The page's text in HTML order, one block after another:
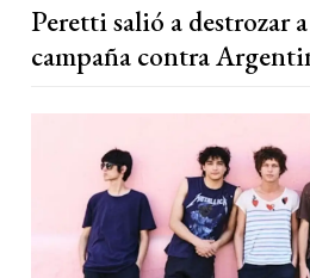
Peretti salió a destrozar
campaña contra